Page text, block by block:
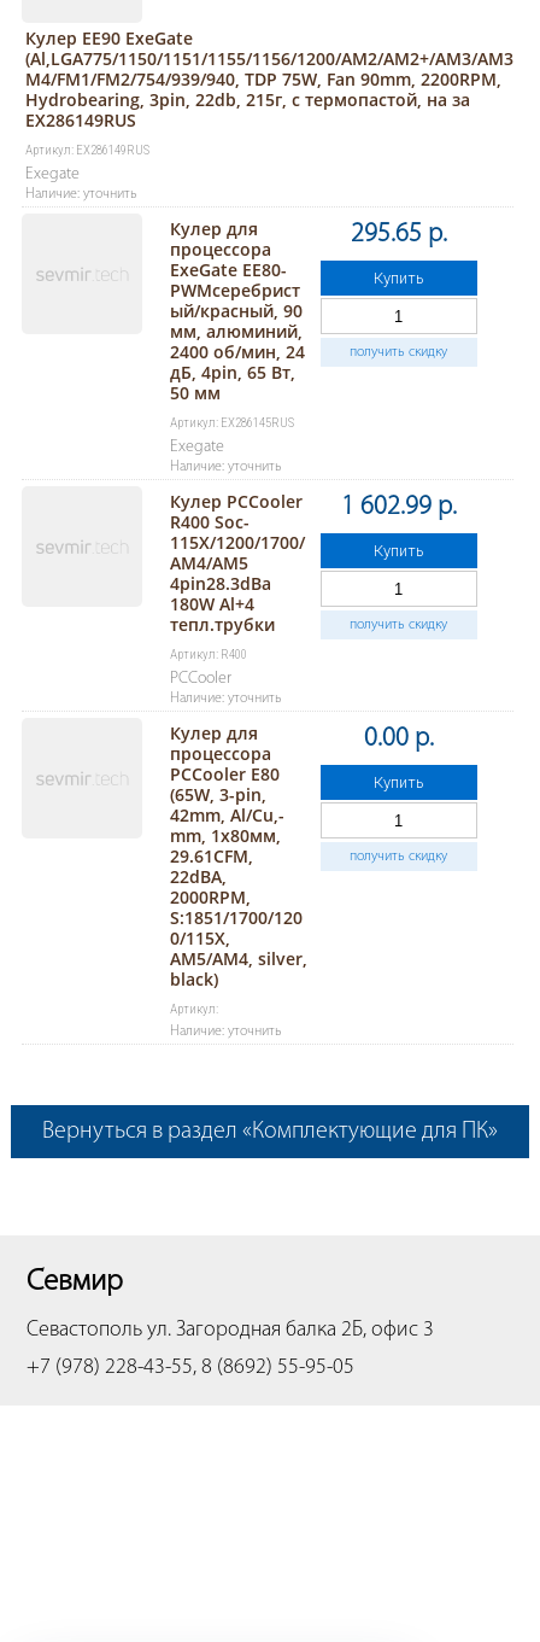
Кулер EE90 ExeGate
(Al,LGA775/1150/1151/1155/1156/1200/AM2/AM2+/AM3/AM3+/A
M4/FM1/FM2/754/939/940, TDP 75W, Fan 90mm, 2200RPM,
Hydrobearing, 3pin, 22db, 215г, с термопастой, на за
EX286149RUS
Артикул: EX286149RUS
Exegate
Наличие: уточнить
Кулер для
процессора
ExeGate EE80-
PWMсеребрист
ый/красный, 90
мм, алюминий,
2400 об/мин, 24
дБ, 4pin, 65 Вт,
50 мм
Артикул: EX286145RUS
Exegate
Наличие: уточнить
295.65 р.
Купить
получить скидку
Кулер PCCooler
R400 Soc-
115X/1200/1700/
AM4/AM5
4pin28.3dBa
180W Al+4
тепл.трубки
Артикул: R400
PCCooler
Наличие: уточнить
1 602.99 р.
Купить
получить скидку
Кулер для
процессора
PCCooler E80
(65W, 3-pin,
42mm, Al/Cu,-
mm, 1x80мм,
29.61CFM,
22dBA,
2000RPM,
S:1851/1700/120
0/115X,
AM5/AM4, silver,
black)
Артикул:
Наличие: уточнить
0.00 р.
Купить
получить скидку
Вернуться в раздел «Комплектующие для ПК»
Севмир
Севастополь ул. Загородная балка 2Б, офис 3
+7 (978) 228-43-55, 8 (8692) 55-95-05